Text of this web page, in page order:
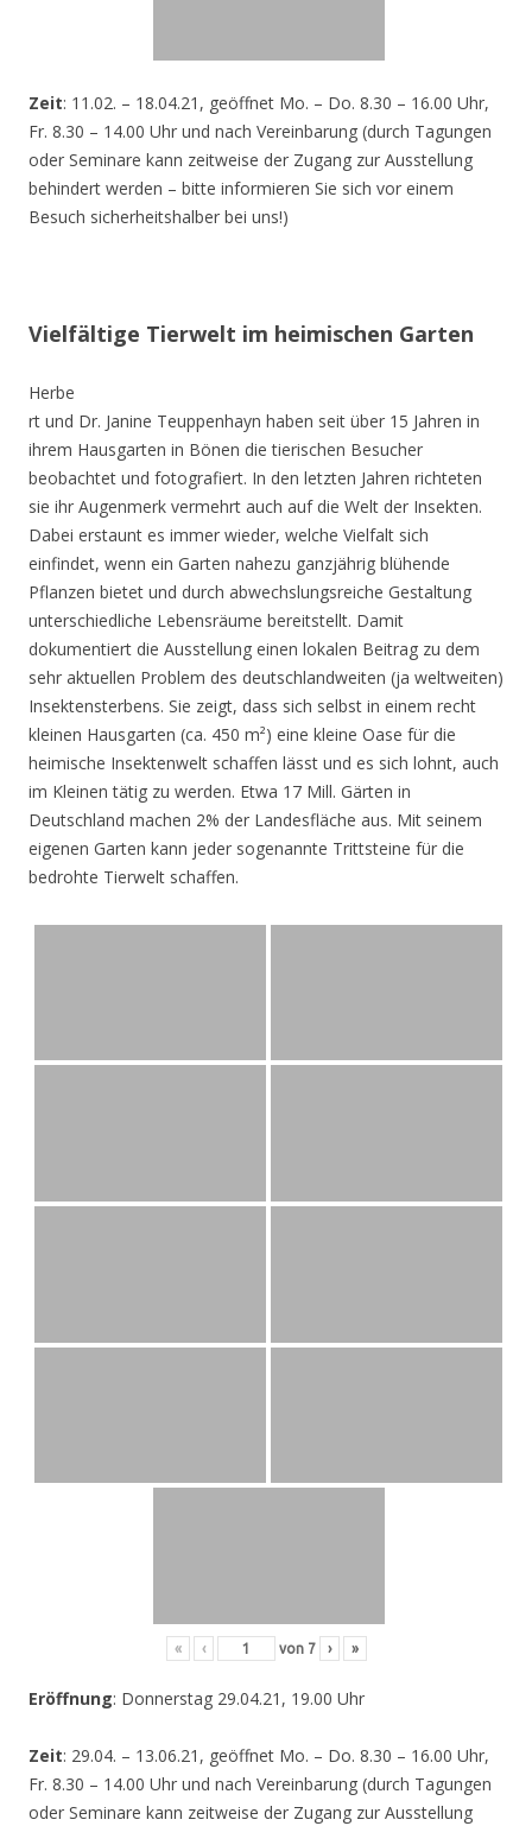
Zeit: 11.02. – 18.04.21, geöffnet Mo. – Do. 8.30 – 16.00 Uhr,
Fr. 8.30 – 14.00 Uhr und nach Vereinbarung (durch Tagungen
oder Seminare kann zeitweise der Zugang zur Ausstellung
behindert werden – bitte informieren Sie sich vor einem
Besuch sicherheitshalber bei uns!)
Vielfältige Tierwelt im heimischen Garten
Herbe
rt und Dr. Janine Teuppenhayn haben seit über 15 Jahren in
ihrem Hausgarten in Bönen die tierischen Besucher
beobachtet und fotografiert. In den letzten Jahren richteten
sie ihr Augenmerk vermehrt auch auf die Welt der Insekten.
Dabei erstaunt es immer wieder, welche Vielfalt sich
einfindet, wenn ein Garten nahezu ganzjährig blühende
Pflanzen bietet und durch abwechslungsreiche Gestaltung
unterschiedliche Lebensräume bereitstellt. Damit
dokumentiert die Ausstellung einen lokalen Beitrag zu dem
sehr aktuellen Problem des deutschlandweiten (ja weltweiten)
Insektensterbens. Sie zeigt, dass sich selbst in einem recht
kleinen Hausgarten (ca. 450 m²) eine kleine Oase für die
heimische Insektenwelt schaffen lässt und es sich lohnt, auch
im Kleinen tätig zu werden. Etwa 17 Mill. Gärten in
Deutschland machen 2% der Landesfläche aus. Mit seinem
eigenen Garten kann jeder sogenannte Trittsteine für die
bedrohte Tierwelt schaffen.
« ‹ von 7 › »
Eröffnung: Donnerstag 29.04.21, 19.00 Uhr
Zeit: 29.04. – 13.06.21, geöffnet Mo. – Do. 8.30 – 16.00 Uhr,
Fr. 8.30 – 14.00 Uhr und nach Vereinbarung (durch Tagungen
oder Seminare kann zeitweise der Zugang zur Ausstellung